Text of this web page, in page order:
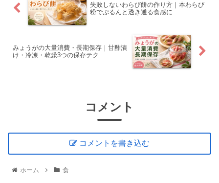
失敗しないわらび餅の作り方｜本わらび
粉でぷるんと透き通る食感に
みょうがの大量消費・長期保存｜甘酢漬
け・冷凍・乾燥3つの保存テク
コメント
コメントを書き込む
ホーム 食